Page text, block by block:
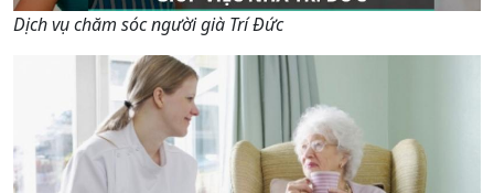
Dịch vụ chăm sóc người già Trí Đức